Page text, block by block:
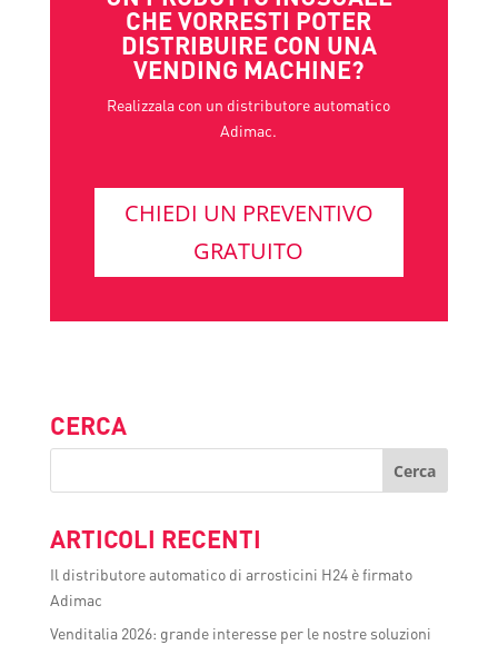
CHE VORRESTI POTER
DISTRIBUIRE CON UNA
VENDING MACHINE?
Realizzala con un distributore automatico
Adimac.
CHIEDI UN PREVENTIVO
GRATUITO
CERCA
ARTICOLI RECENTI
Il distributore automatico di arrosticini H24 è firmato
Adimac
Venditalia 2026: grande interesse per le nostre soluzioni